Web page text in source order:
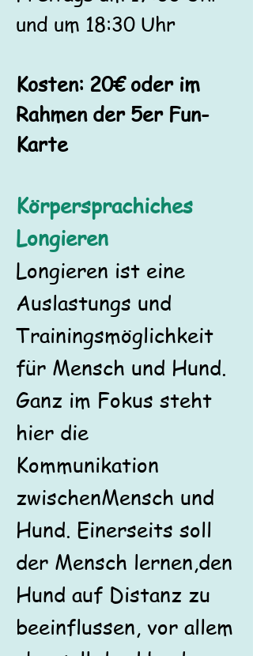
und um 18:30 Uhr
Kosten: 20€ oder im
Rahmen der 5er Fun-
Karte
Körpersprachiches
Longieren
Longieren ist eine
Auslastungs und
Trainingsmöglichkeit
für Mensch und Hund.
Ganz im Fokus steht
hier die
Kommunikation
zwischenMensch und
Hund. Einerseits soll
der Mensch lernen,den
Hund auf Distanz zu
beeinflussen, vor allem